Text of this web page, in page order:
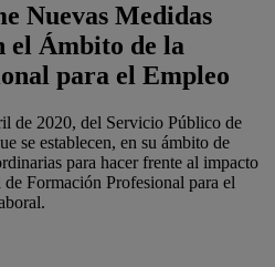
Nuevas Medidas
el Ámbito de la
para el Empleo
de 2020, del Servicio Público de
se establecen, en su ámbito de
para hacer frente al impacto
Formación Profesional para el